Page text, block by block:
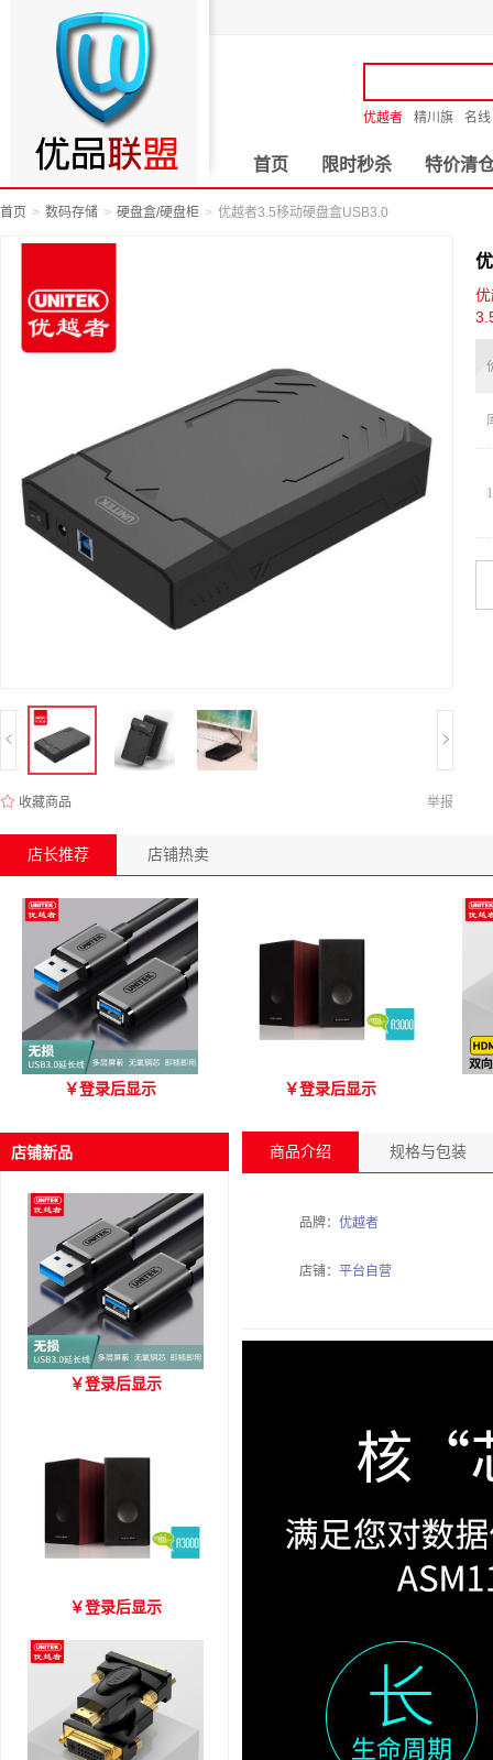
优越者 精川旗 名线
首页 限时秒杀 特价清
首页 数码存储 硬盘盒/硬盘柜 优越者3.5移动硬盘盒USB3.0
收藏商品 举报
店长推荐 店铺热卖
优越者Y-C479国标无氧铜
￥登录后显示 爱琴海 A3000 木质音箱
￥登录后显示
店铺新品
优越者Y-C479国标无氧铜
￥登录后显示
爱琴海 A3000 木质音箱
￥登录后显示
商品介绍 规格与包装
品牌： 优越者
店铺： 平台自营